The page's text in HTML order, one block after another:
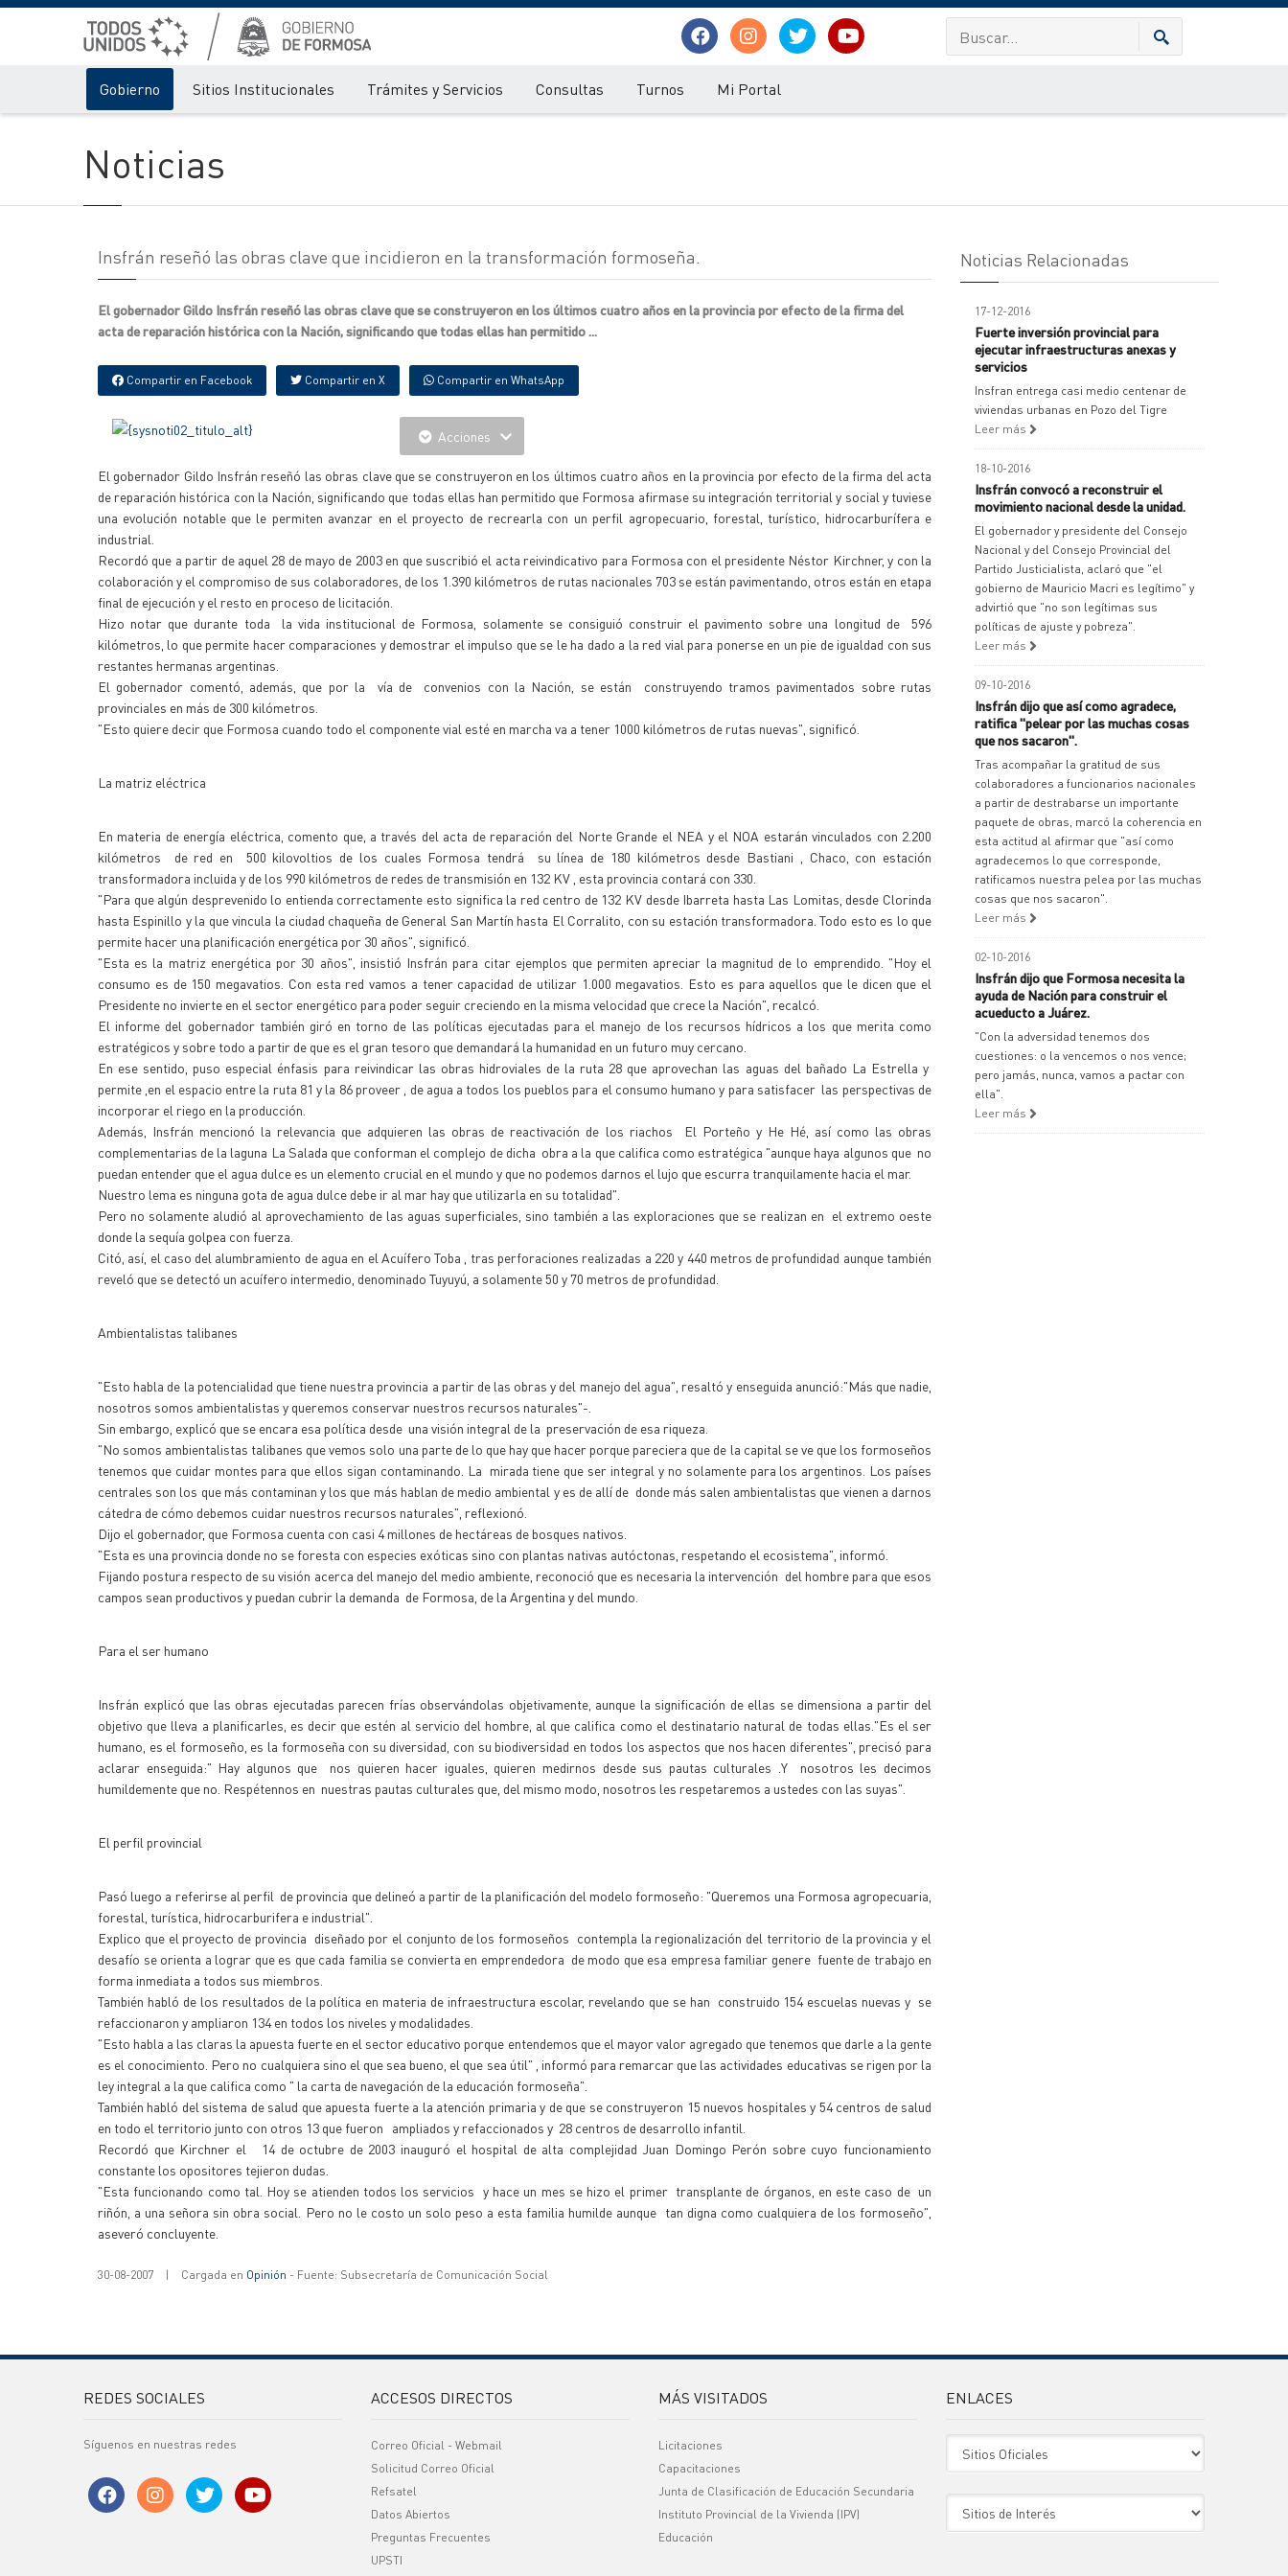
Gobierno Sitios Institucionales Trámites y Servicios Consultas Turnos Mi Portal
Noticias
Insfrán reseñó las obras clave que incidieron en la transformación formoseña.
El gobernador Gildo Insfrán reseñó las obras clave que se construyeron en los últimos cuatro años en la provincia por efecto de la firma del
acta de reparación histórica con la Nación, significando que todas ellas han permitido ...
Compartir en Facebook Compartir en X Compartir en WhatsApp
Acciones
El gobernador Gildo Insfrán reseñó las obras clave que se construyeron en los últimos cuatro años en la provincia por efecto de la firma del acta
de reparación histórica con la Nación, significando que todas ellas han permitido que Formosa afirmase su integración territorial y social y tuviese
una evolución notable que le permiten avanzar en el proyecto de recrearla con un perfil agropecuario, forestal, turístico, hidrocarburífera e
industrial.
Recordó que a partir de aquel 28 de mayo de 2003 en que suscribió el acta reivindicativo para Formosa con el presidente Néstor Kirchner, y con la
colaboración y el compromiso de sus colaboradores, de los 1.390 kilómetros de rutas nacionales 703 se están pavimentando, otros están en etapa
final de ejecución y el resto en proceso de licitación.
Hizo notar que durante toda la vida institucional de Formosa, solamente se consiguió construir el pavimento sobre una longitud de 596
kilómetros, lo que permite hacer comparaciones y demostrar el impulso que se le ha dado a la red vial para ponerse en un pie de igualdad con sus
restantes hermanas argentinas.
El gobernador comentó, además, que por la vía de convenios con la Nación, se están construyendo tramos pavimentados sobre rutas
provinciales en más de 300 kilómetros.
"Esto quiere decir que Formosa cuando todo el componente vial esté en marcha va a tener 1000 kilómetros de rutas nuevas", significó.
La matriz eléctrica
En materia de energía eléctrica, comento que, a través del acta de reparación del Norte Grande el NEA y el NOA estarán vinculados con 2.200
kilómetros de red en 500 kilovoltios de los cuales Formosa tendrá su línea de 180 kilómetros desde Bastiani , Chaco, con estación
transformadora incluida y de los 990 kilómetros de redes de transmisión en 132 KV , esta provincia contará con 330.
"Para que algún desprevenido lo entienda correctamente esto significa la red centro de 132 KV desde Ibarreta hasta Las Lomitas, desde Clorinda
hasta Espinillo y la que vincula la ciudad chaqueña de General San Martín hasta El Corralito, con su estación transformadora. Todo esto es lo que
permite hacer una planificación energética por 30 años", significó.
"Esta es la matriz energética por 30 años", insistió Insfrán para citar ejemplos que permiten apreciar la magnitud de lo emprendido. "Hoy el
consumo es de 150 megavatios. Con esta red vamos a tener capacidad de utilizar 1.000 megavatios. Esto es para aquellos que le dicen que el
Presidente no invierte en el sector energético para poder seguir creciendo en la misma velocidad que crece la Nación", recalcó.
El informe del gobernador también giró en torno de las políticas ejecutadas para el manejo de los recursos hídricos a los que merita como
estratégicos y sobre todo a partir de que es el gran tesoro que demandará la humanidad en un futuro muy cercano.
En ese sentido, puso especial énfasis para reivindicar las obras hidroviales de la ruta 28 que aprovechan las aguas del bañado La Estrella y
permite ,en el espacio entre la ruta 81 y la 86 proveer , de agua a todos los pueblos para el consumo humano y para satisfacer las perspectivas de
incorporar el riego en la producción.
Además, Insfrán mencionó la relevancia que adquieren las obras de reactivación de los riachos El Porteño y He Hé, así como las obras
complementarias de la laguna La Salada que conforman el complejo de dicha obra a la que califica como estratégica "aunque haya algunos que no
puedan entender que el agua dulce es un elemento crucial en el mundo y que no podemos darnos el lujo que escurra tranquilamente hacia el mar.
Nuestro lema es ninguna gota de agua dulce debe ir al mar hay que utilizarla en su totalidad".
Pero no solamente aludió al aprovechamiento de las aguas superficiales, sino también a las exploraciones que se realizan en el extremo oeste
donde la sequía golpea con fuerza.
Citó, así, el caso del alumbramiento de agua en el Acuífero Toba , tras perforaciones realizadas a 220 y 440 metros de profundidad aunque también
reveló que se detectó un acuífero intermedio, denominado Tuyuyú, a solamente 50 y 70 metros de profundidad.
Ambientalistas talibanes
"Esto habla de la potencialidad que tiene nuestra provincia a partir de las obras y del manejo del agua", resaltó y enseguida anunció:"Más que nadie,
nosotros somos ambientalistas y queremos conservar nuestros recursos naturales"-.
Sin embargo, explicó que se encara esa política desde una visión integral de la preservación de esa riqueza.
"No somos ambientalistas talibanes que vemos solo una parte de lo que hay que hacer porque pareciera que de la capital se ve que los formoseños
tenemos que cuidar montes para que ellos sigan contaminando. La mirada tiene que ser integral y no solamente para los argentinos. Los países
centrales son los que más contaminan y los que más hablan de medio ambiental y es de allí de donde más salen ambientalistas que vienen a darnos
cátedra de cómo debemos cuidar nuestros recursos naturales", reflexionó.
Dijo el gobernador, que Formosa cuenta con casi 4 millones de hectáreas de bosques nativos.
"Esta es una provincia donde no se foresta con especies exóticas sino con plantas nativas autóctonas, respetando el ecosistema", informó.
Fijando postura respecto de su visión acerca del manejo del medio ambiente, reconoció que es necesaria la intervención del hombre para que esos
campos sean productivos y puedan cubrir la demanda de Formosa, de la Argentina y del mundo.
Para el ser humano
Insfrán explicó que las obras ejecutadas parecen frías observándolas objetivamente, aunque la significación de ellas se dimensiona a partir del
objetivo que lleva a planificarles, es decir que estén al servicio del hombre, al que califica como el destinatario natural de todas ellas."Es el ser
humano, es el formoseño, es la formoseña con su diversidad, con su biodiversidad en todos los aspectos que nos hacen diferentes", precisó para
aclarar enseguida:" Hay algunos que nos quieren hacer iguales, quieren medirnos desde sus pautas culturales .Y nosotros les decimos
humildemente que no. Respétennos en nuestras pautas culturales que, del mismo modo, nosotros les respetaremos a ustedes con las suyas".
El perfil provincial
Pasó luego a referirse al perfil de provincia que delineó a partir de la planificación del modelo formoseño: "Queremos una Formosa agropecuaria,
forestal, turística, hidrocarburifera e industrial".
Explico que el proyecto de provincia diseñado por el conjunto de los formoseños contempla la regionalización del territorio de la provincia y el
desafío se orienta a lograr que es que cada familia se convierta en emprendedora de modo que esa empresa familiar genere fuente de trabajo en
forma inmediata a todos sus miembros.
También habló de los resultados de la política en materia de infraestructura escolar, revelando que se han construido 154 escuelas nuevas y se
refaccionaron y ampliaron 134 en todos los niveles y modalidades.
"Esto habla a las claras la apuesta fuerte en el sector educativo porque entendemos que el mayor valor agregado que tenemos que darle a la gente
es el conocimiento. Pero no cualquiera sino el que sea bueno, el que sea útil" , informó para remarcar que las actividades educativas se rigen por la
ley integral a la que califica como " la carta de navegación de la educación formoseña".
También habló del sistema de salud que apuesta fuerte a la atención primaria y de que se construyeron 15 nuevos hospitales y 54 centros de salud
en todo el territorio junto con otros 13 que fueron ampliados y refaccionados y 28 centros de desarrollo infantil.
Recordó que Kirchner el 14 de octubre de 2003 inauguró el hospital de alta complejidad Juan Domingo Perón sobre cuyo funcionamiento
constante los opositores tejieron dudas.
"Esta funcionando como tal. Hoy se atienden todos los servicios y hace un mes se hizo el primer transplante de órganos, en este caso de un
riñón, a una señora sin obra social. Pero no le costo un solo peso a esta familia humilde aunque tan digna como cualquiera de los formoseño",
aseveró concluyente.
30-08-2007 | Cargada en Opinión - Fuente: Subsecretaría de Comunicación Social
Noticias Relacionadas
17-12-2016
Fuerte inversión provincial para
ejecutar infraestructuras anexas y
servicios
Insfran entrega casi medio centenar de
viviendas urbanas en Pozo del Tigre
Leer más
18-10-2016
Insfrán convocó a reconstruir el
movimiento nacional desde la unidad.
El gobernador y presidente del Consejo
Nacional y del Consejo Provincial del
Partido Justicialista, aclaró que "el
gobierno de Mauricio Macri es legítimo" y
advirtió que "no son legítimas sus
políticas de ajuste y pobreza".
Leer más
09-10-2016
Insfrán dijo que así como agradece,
ratifica "pelear por las muchas cosas
que nos sacaron".
Tras acompañar la gratitud de sus
colaboradores a funcionarios nacionales
a partir de destrabarse un importante
paquete de obras, marcó la coherencia en
esta actitud al afirmar que "así como
agradecemos lo que corresponde,
ratificamos nuestra pelea por las muchas
cosas que nos sacaron".
Leer más
02-10-2016
Insfrán dijo que Formosa necesita la
ayuda de Nación para construir el
acueducto a Juárez.
"Con la adversidad tenemos dos
cuestiones: o la vencemos o nos vence;
pero jamás, nunca, vamos a pactar con
ella".
Leer más
REDES SOCIALES
Síguenos en nuestras redes
ACCESOS DIRECTOS
Correo Oficial - Webmail
Solicitud Correo Oficial
Refsatel
Datos Abiertos
Preguntas Frecuentes
UPSTI
MÁS VISITADOS
Licitaciones
Capacitaciones
Junta de Clasificación de Educación Secundaria
Instituto Provincial de la Vivienda (IPV)
Educación
ENLACES